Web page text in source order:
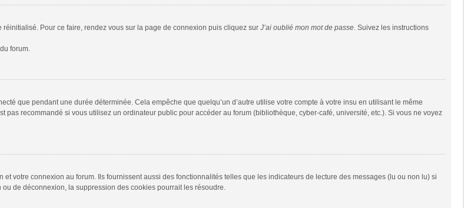
Pour ce faire, rendez vous sur la page de connexion puis cliquez sur J’ai oublié mon mot de passe. Suivez les instructions
forum.
que pendant une durée déterminée. Cela empêche que quelqu’un d’autre utilise votre compte à votre insu en utilisant le même
pas recommandé si vous utilisez un ordinateur public pour accéder au forum (bibliothèque, cyber-café, université, etc.). Si vous ne voyez
votre connexion au forum. Ils fournissent aussi des fonctionnalités telles que les indicateurs de lecture des messages (lu ou non lu) si
de déconnexion, la suppression des cookies pourrait les résoudre.